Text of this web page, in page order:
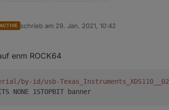
schrieb am 29. Jan. 2021, 10:42
zuletzt editiert von
enm ROCK64
by-id/usb-Texas_Instruments_XDS110__02
NONE 1STOPBIT banner